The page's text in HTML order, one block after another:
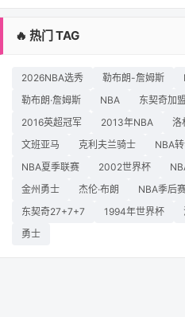
🔥 热门 TAG
2026NBA选秀 勒布朗-詹姆斯
勒布朗·詹姆斯
NBA 东契奇加
2016英超冠军
2013年NBA 洛
文班亚马
克利夫兰骑士 NBA
NBA夏季联赛
2002世界杯
金州勇士
杰伦·布朗 NBA季后
东契奇27+7+7
1994年世界杯
勇士